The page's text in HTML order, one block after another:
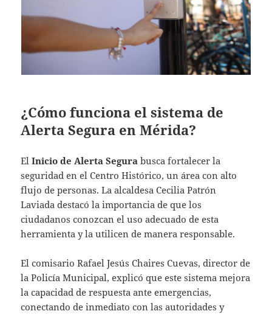
¿Cómo funciona el sistema de
Alerta Segura en Mérida?
ElInicio de Alerta Segura busca fortalecer la
seguridad en el Centro Histórico, un área con alto
flujo de personas. La alcaldesa Cecilia Patrón
Laviada destacó la importancia de que los
ciudadanos conozcan el uso adecuado de esta
herramienta y la utilicen de manera responsable.
El comisario Rafael Jesús Chaires Cuevas, director de
la Policía Municipal, explicó que este sistema mejora
la capacidad de respuesta ante emergencias,
conectando de inmediato con las autoridades y